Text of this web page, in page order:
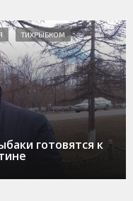
готовятся к
ТИХРЫБКОМ